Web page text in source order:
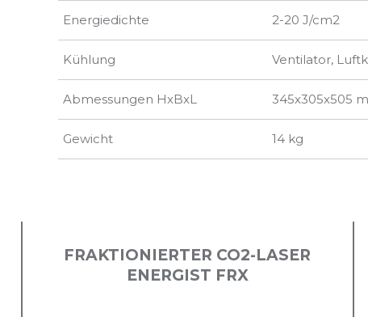
Energiedichte 2-20 J/cm2
Kühlung Ventilator,
Abmessungen HxBxL 345х305х505
Gewicht 14 kg
FRAKTIONIERTER CO2-LASER
ENERGIST FRX